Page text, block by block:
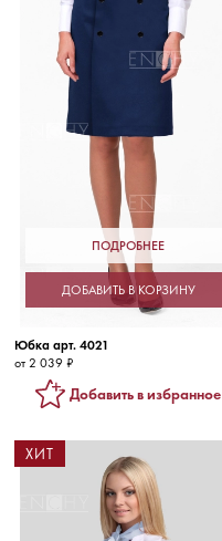
ПОДРОБНЕЕ
ДОБАВИТЬ В КОРЗИНУ
Юбка арт. 4021
от 2 039 ₽
Добавить в избранное
ХИТ